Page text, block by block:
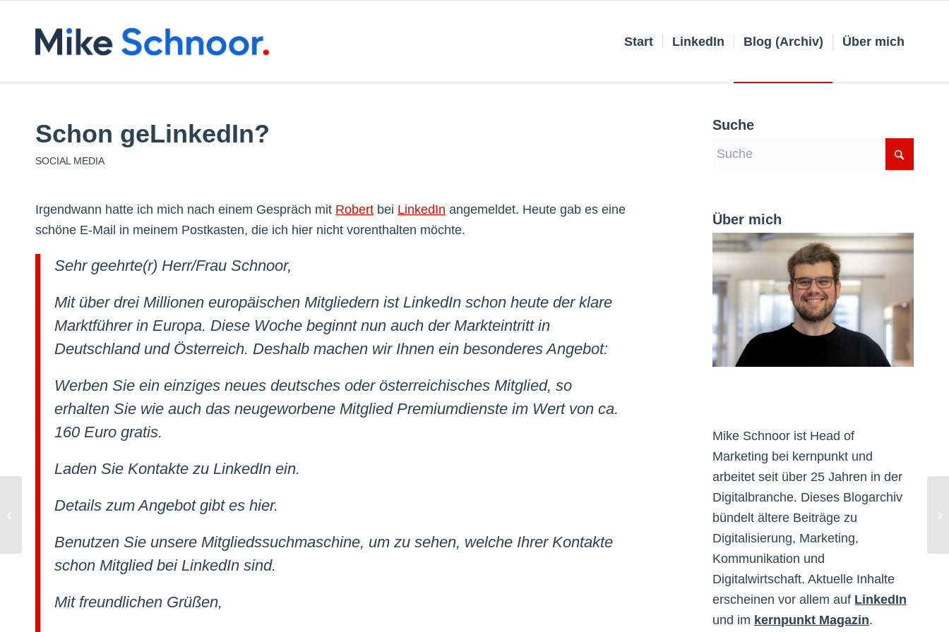
Start LinkedIn Blog (Archiv) Über mich
Schon geLinkedIn?
SOCIAL MEDIA
Irgendwann hatte ich mich nach einem Gespräch mit Robert bei LinkedIn angemeldet. Heute gab es eine
schöne E-Mail in meinem Postkasten, die ich hier nicht vorenthalten möchte.
Sehr geehrte(r) Herr/Frau Schnoor,
Mit über drei Millionen europäischen Mitgliedern ist LinkedIn schon heute der klare
Marktführer in Europa. Diese Woche beginnt nun auch der Markteintritt in
Deutschland und Österreich. Deshalb machen wir Ihnen ein besonderes Angebot:
Werben Sie ein einziges neues deutsches oder österreichisches Mitglied, so
erhalten Sie wie auch das neugeworbene Mitglied Premiumdienste im Wert von ca.
160 Euro gratis.
Laden Sie Kontakte zu LinkedIn ein.
Details zum Angebot gibt es hier.
Benutzen Sie unsere Mitgliedssuchmaschine, um zu sehen, welche Ihrer Kontakte
schon Mitglied bei LinkedIn sind.
Mit freundlichen Grüßen,
Suche
Über mich
Mike Schnoor ist Head of
Marketing bei kernpunkt und
arbeitet seit über 25 Jahren in der
Digitalbranche. Dieses Blogarchiv
bündelt ältere Beiträge zu
Digitalisierung, Marketing,
Kommunikation und
Digitalwirtschaft. Aktuelle Inhalte
erscheinen vor allem auf LinkedIn
und im kernpunkt Magazin.